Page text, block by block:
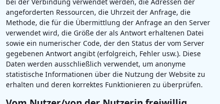
angeforderten Ressourcen, die Uhrzeit der Anfrage, die
Methode, die für die Übermittlung der Anfrage an den Server
verwendet wird, die Größe der als Antwort erhaltenen Datei
sowie ein numerischer Code, der den Status der vom Server
gegebenen Antwort angibt (erfolgreich, Fehler usw.). Diese
Daten werden ausschließlich verwendet, um anonyme
statistische Informationen über die Nutzung der Website zu
erhalten und deren korrektes Funktionieren zu überprüfen.